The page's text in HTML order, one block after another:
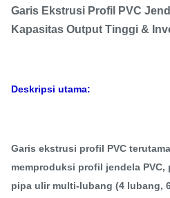
Garis Ekstrusi Profil PVC
Kapasitas Output Tinggi &
Deskripsi utama:
Garis ekstrusi profil PVC
memproduksi profil jendela
pipa ulir multi-lubang (4 lubang,